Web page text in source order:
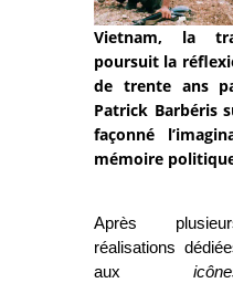
Vietnam, la
poursuit la
de trente ans
Patrick Barbéris
façonné
mémoire
Après
réalisations
aux